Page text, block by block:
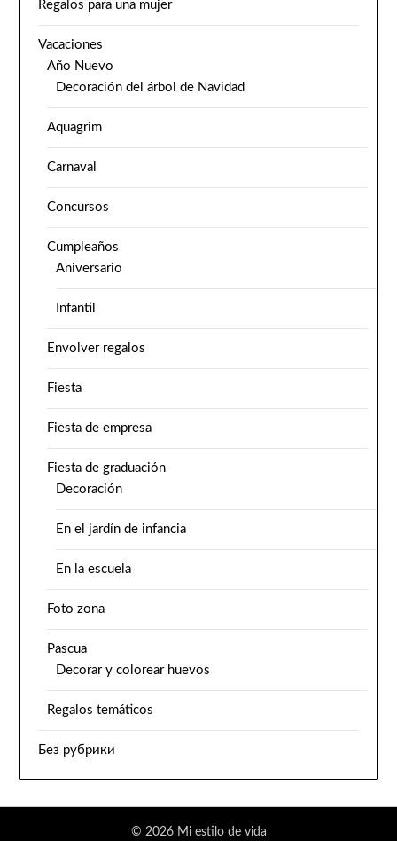
Regalos para una mujer
Vacaciones
Año Nuevo
Decoración del árbol de Navidad
Aquagrim
Carnaval
Concursos
Cumpleaños
Aniversario
Infantil
Envolver regalos
Fiesta
Fiesta de empresa
Fiesta de graduación
Decoración
En el jardín de infancia
En la escuela
Foto zona
Pascua
Decorar y colorear huevos
Regalos temáticos
Без рубрики
© 2026 Mi estilo de vida